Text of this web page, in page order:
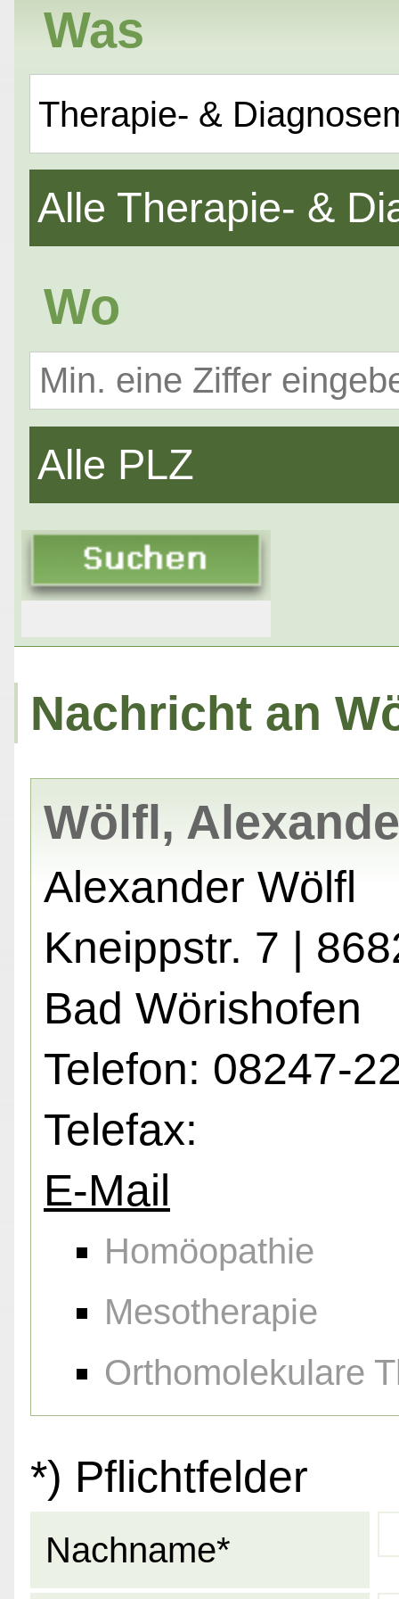
Was
Therapie- &
Alle Therapie- &
Wo
Alle PLZ
Nachricht an
Wölfl,
Alexander Wölfl
Kneippstr. 7 |
Bad Wörishofen
Telefon: 08247-
Telefax:
E-Mail
Homöopathie
Mesotherapie
Orthomolekulare
*) Pflichtfelder
Nachname*